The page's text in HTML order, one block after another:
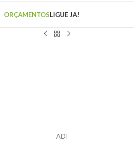
ORÇAMENTOSLIGUE JA!
ADI